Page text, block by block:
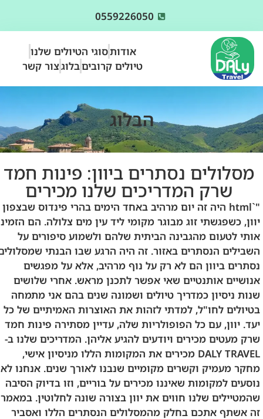
0559226050
אודותסוגי הטיולים שלנו
טיולים קרוביםבלוגצור קשר
הבלוג
מסלולים נסתרים ביוון: פינות חמד
שרק המדריכים שלנו מכירים
"`html היה זה יום מרהיב באחד הימים בהרי פינדוס שבצפון
יוון, כשפגשתי זוג מבוגר מקומי ליד עין מים צלולה. הם הזמינו
אותי לטעום מהגבינה הביתית שלהם ולשמוע סיפורים על
השבילים הנסתרים באזור. זה היה הרגע שבו הבנתי שמסלולים
נסתרים ביוון הם לא רק על נוף מרהיב, אלא על מפגשים
אנושיים אותנטיים שאי אפשר לתכנן מראש. אחרי שלושים
שנות ניסיון כמדריך טיולים ושמונה שנים בהם אני מתמחה
בטיולים לחו"ל, למדתי לזהות את האוצרות האמיתיים של כל
יעד. יוון, עם כל הפופולריות שלה, עדיין מסתירה פינות חמד
שרק מעטים מכירים ויודעים להגיע אליהן. המדריכים שלנו ב-
DALY TRAVEL מכירים את המקומות הללו מניסיון אישי,
מחקר מעמיק וקשרים מקומיים שנבנו לאורך שנים. אנחנו לא
נוסעים למקומות שאיננו מכירים על בוריים, וזו בדיוק הסיבה
שהמטיילים שלנו חווים את יוון בצורה שונה לחלוטין. במאמר
זה אשתף אתכם בחלק מהמסלולים הנסתרים הללו ואסביר